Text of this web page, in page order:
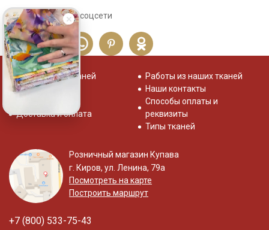
Сохраните себе в соцсети
Распродажа тканей
Отзывы о нас
Доставка и оплата
Работы из наших тканей
Наши контакты
Способы оплаты и
реквизиты
Типы тканей
Розничный магазин Купава
г. Киров, ул. Ленина, 79а
Посмотреть на карте
Построить маршрут
+7 (800) 533-75-43